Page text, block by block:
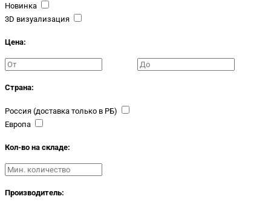
Новинка
3D визуализация
Цена:
Страна:
Россия (доставка только в РБ)
Европа
Кол-во на складе:
Производитель: